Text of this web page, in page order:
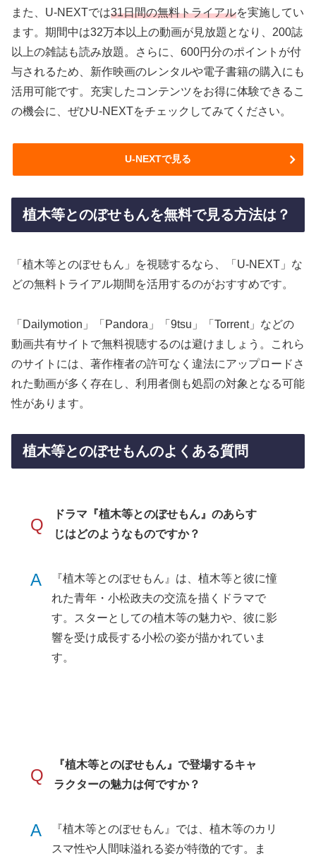
また、U-NEXTでは31日間の無料トライアルを実施してい
ます。期間中は32万本以上の動画が見放題となり、200誌
以上の雑誌も読み放題。さらに、600円分のポイントが付
与されるため、新作映画のレンタルや電子書籍の購入にも
活用可能です。充実したコンテンツをお得に体験できるこ
の機会に、ぜひU-NEXTをチェックしてみてください。
U-NEXTで見る
植木等とのぼせもんを無料で見る方法は？
「植木等とのぼせもん」を視聴するなら、「U-NEXT」な
どの無料トライアル期間を活用するのがおすすめです。
「Dailymotion」「Pandora」「9tsu」「Torrent」などの
動画共有サイトで無料視聴するのは避けましょう。これら
のサイトには、著作権者の許可なく違法にアップロードさ
れた動画が多く存在し、利用者側も処罰の対象となる可能
性があります。
植木等とのぼせもんのよくある質問
Q
ドラマ『植木等とのぼせもん』のあらす
じはどのようなものですか？
A
『植木等とのぼせもん』は、植木等と彼に憧
れた青年・小松政夫の交流を描くドラマで
す。スターとしての植木等の魅力や、彼に影
響を受け成長する小松の姿が描かれていま
す。
Q
『植木等とのぼせもん』で登場するキャ
ラクターの魅力は何ですか？
A
『植木等とのぼせもん』では、植木等のカリ
スマ性や人間味溢れる姿が特徴的です。ま